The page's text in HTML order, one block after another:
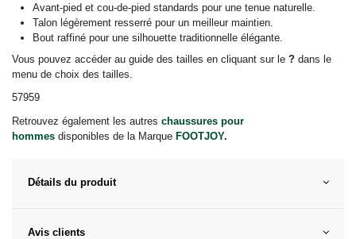
Avant-pied et cou-de-pied standards pour une tenue naturelle.
Talon légèrement resserré pour un meilleur maintien.
Bout raffiné pour une silhouette traditionnelle élégante.
Vous pouvez accéder au guide des tailles en cliquant sur le ? dans le
menu de choix des tailles.
57959
Retrouvez également les autres chaussures pour
hommes disponibles de la Marque FOOTJOY.
Détails du produit
Avis clients